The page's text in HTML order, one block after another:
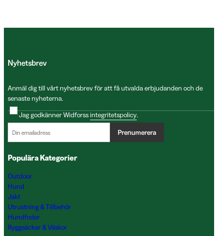
Nyhetsbrev
Anmäl dig till vårt nyhetsbrev för att få utvalda erbjudanden och de
senaste nyheterna.
Jag godkänner Widforssintegritetspolicy.
Prenumerera
Populära Kategorier
Outdoor
Hund
Jakt
Utrustning & Tillbehör
Hundfoder
Ryggsäckar & Väskor